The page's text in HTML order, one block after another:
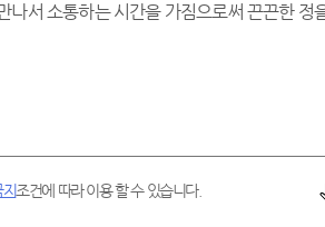
서 소통하는 시간을 가짐으로써 끈끈한 정
조건에 따라 이용 할 수 있습니다.